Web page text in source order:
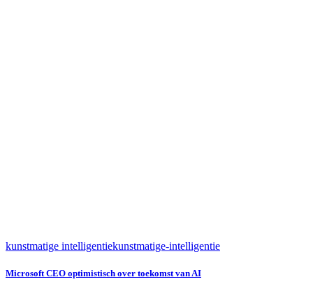
kunstmatige intelligentiekunstmatige-intelligentie
Microsoft CEO optimistisch over toekomst van AI